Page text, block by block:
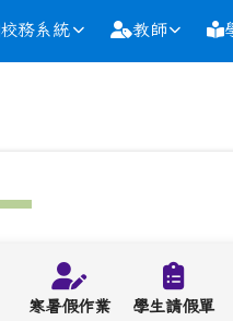
校務系統 教師
寒暑假作業 學生請假單